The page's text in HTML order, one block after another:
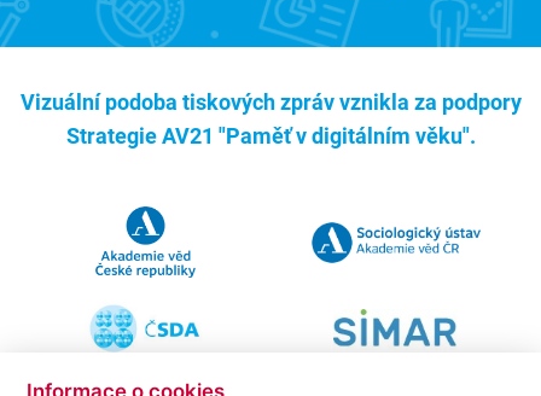
Vizuální podoba tiskových zpráv vznikla za podpory
Strategie AV21 "Paměť v digitálním věku".